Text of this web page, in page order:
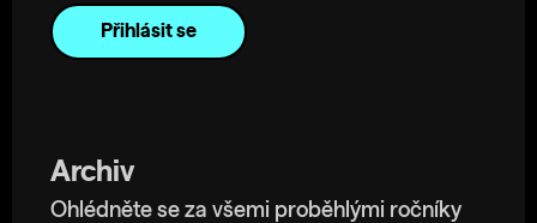
Archiv
Ohlédněte se za všemi proběhlými ročníky